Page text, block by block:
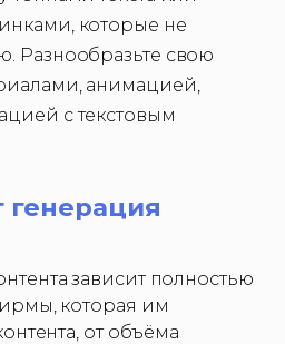
которые не
Разнообразьте свою
анимацией,
с текстовым
генерация
зависит полностью
которая им
от объёма